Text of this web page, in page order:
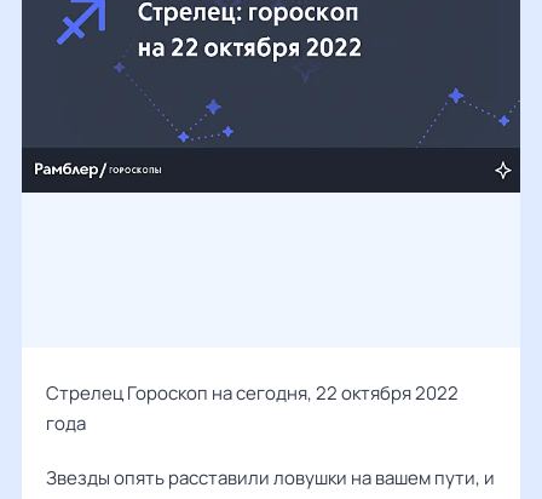
Стрелец Гороскоп на сегодня, 22 октября 2022
года
Звезды опять расставили ловушки на вашем пути, и